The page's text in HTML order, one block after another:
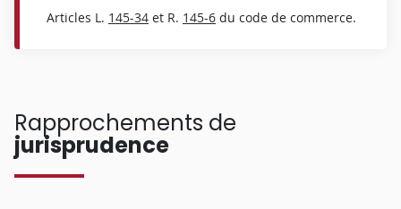
Articles L. 145-34 et R. 145-6 du code de commerce.
Rapprochements de
jurisprudence